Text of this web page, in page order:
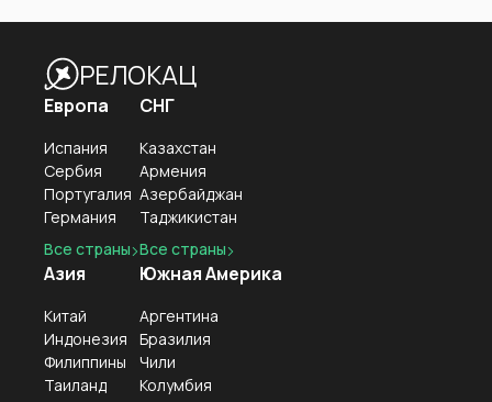
РЕЛОКАЦ
Европа
Испания
Сербия
Португалия
Германия
Все страны
Азия
Китай
Индонезия
Филиппины
Таиланд
СНГ
Казахстан
Армения
Азербайджан
Таджикистан
Все страны
Южная Америка
Аргентина
Бразилия
Чили
Колумбия